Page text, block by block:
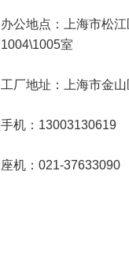
办公地点：上海市松
1004\1005室
工厂地址：上海市金
手机：13003130619
座机：021-37633090